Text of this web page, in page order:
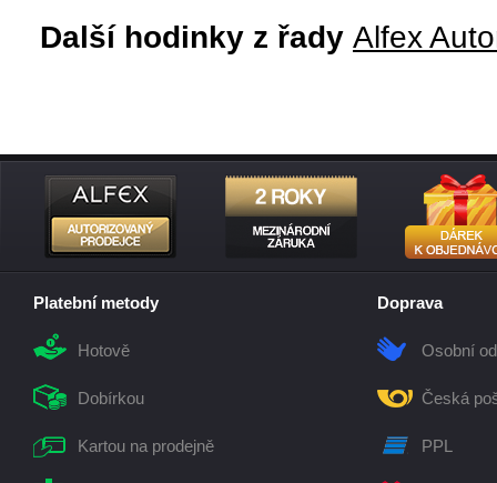
Další hodinky z řady Alfex
Platební metody
Hotově
Dobírkou
Kartou na prodejně
Doprava
Osobní
Česká
PPL